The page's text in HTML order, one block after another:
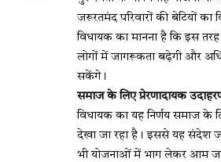
जरूरतमंद परिवारों की बेटियों का
विधायक का मानना है कि इस
लोगों में जागरूकता बढ़ेगी और
सकेंगे।
समाज के लिए प्रेरणादायक
विधायक का यह निर्णय समाज के
देखा जा रहा है। इससे यह संदेश
भी योजनाओं में भाग लेकर आम